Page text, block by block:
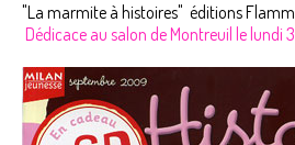
"La marmite à histoires" éditions
Dédicace au salon de Montreuil le lundi